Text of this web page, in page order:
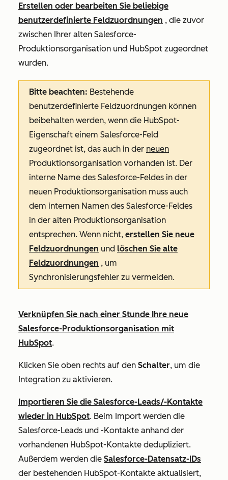
Erstellen oder bearbeiten Sie beliebige
benutzerdefinierte Feldzuordnungen , die zuvor
zwischen Ihrer alten Salesforce-
Produktionsorganisation und HubSpot zugeordnet
wurden.
Bitte beachten: Bestehende
benutzerdefinierte Feldzuordnungen können
beibehalten werden, wenn die HubSpot-
Eigenschaft einem Salesforce-Feld
zugeordnet ist, das auch in der neuen
Produktionsorganisation vorhanden ist. Der
interne Name des Salesforce-Feldes in der
neuen Produktionsorganisation muss auch
dem internen Namen des Salesforce-Feldes
in der alten Produktionsorganisation
entsprechen. Wenn nicht, erstellen Sie neue
Feldzuordnungen und löschen Sie alte
Feldzuordnungen , um
Synchronisierungsfehler zu vermeiden.
Verknüpfen Sie nach einer Stunde Ihre neue
Salesforce-Produktionsorganisation mit
HubSpot.
Klicken Sie oben rechts auf den Schalter, um die
Integration zu aktivieren.
Importieren Sie die Salesforce-Leads/-Kontakte
wieder in HubSpot. Beim Import werden die
Salesforce-Leads und -Kontakte anhand der
vorhandenen HubSpot-Kontakte dedupliziert.
Außerdem werden die Salesforce-Datensatz-IDs
der bestehenden HubSpot-Kontakte aktualisiert,